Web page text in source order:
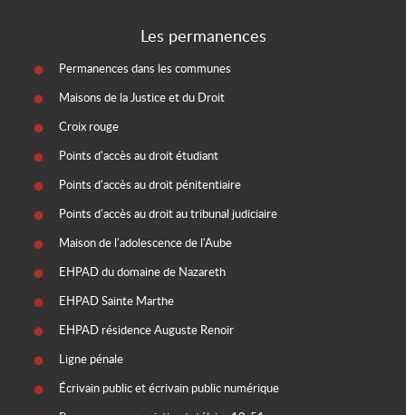
Les permanences
Permanences dans les communes
Maisons de la Justice et du Droit
Croix rouge
Points d'accès au droit étudiant
Points d'accès au droit pénitentiaire
Points d'accès au droit au tribunal judiciaire
Maison de l'adolescence de l'Aube
EHPAD du domaine de Nazareth
EHPAD Sainte Marthe
EHPAD résidence Auguste Renoir
Ligne pénale
Écrivain public et écrivain public numérique